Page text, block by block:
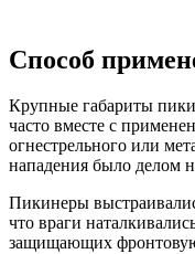
Способ
Крупные габариты
часто вместе с
огнестрельного или
нападения было делом
Пикинеры
что враги
защищающих